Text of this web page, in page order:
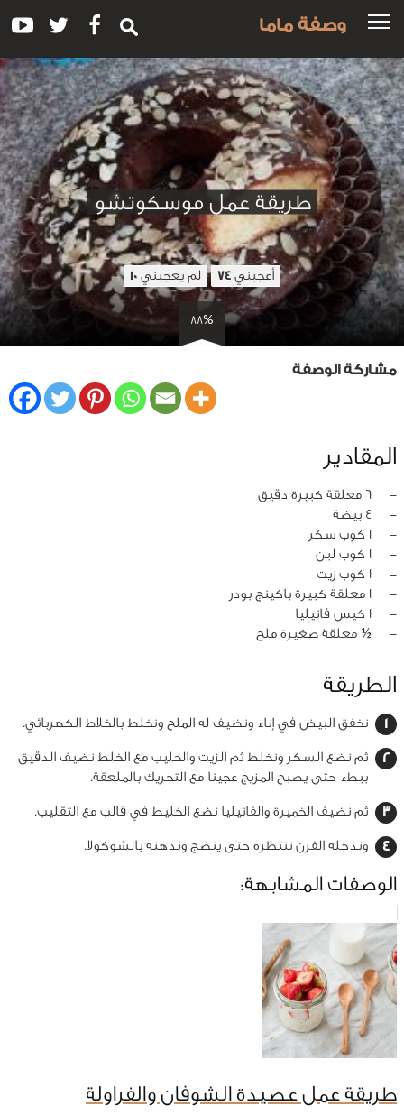
وصفة ماما
طريقة عمل موسكوتشو
أعجبني 74 لم يعجبني 10
88%
مشاركة الوصفة
المقادير
‏-
6 معلقة كبيرة دقيق
‏-
4 بيضة
‏-
1 كوب سكر
‏-
1 كوب لبن
‏-
1 كوب زيت
‏-
1 معلقة كبيرة باكينج بودر
‏-
1 كيس فانيليا
‏-
½ معلقة صغيرة ملح
الطريقة
نخفق البيض في إناء ونضيف له الملح ونخلط بالخلاط الكهربائي.
ثم نضع السكر ونخلط ثم الزيت والحليب مع الخلط نضيف الدقيق
ببطء حتى يصبح المزيج عجينا مع التحريك بالملعقة.
ثم نضيف الخميرة والفانيليا نضع الخليط في قالب مع التقليب.
وندخله الفرن ننتظره حتى ينضج وندهنه بالشوكولا.
الوصفات المشابهة:
طريقة عمل عصيدة الشوفان والفراولة